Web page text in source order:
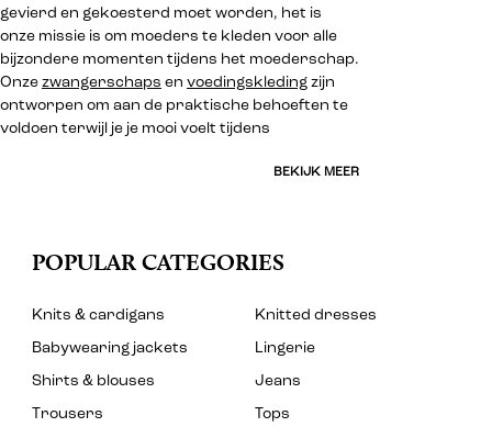
gevierd en gekoesterd moet worden, het is
onze missie is om moeders te kleden voor alle
bijzondere momenten tijdens het moederschap.
Onze zwangerschaps en voedingskleding zijn
ontworpen om aan de praktische behoeften te
voldoen terwijl je je mooi voelt tijdens
BEKIJK MEER
POPULAR CATEGORIES
Knits & cardigans
Knitted dresses
Babywearing jackets
Lingerie
Shirts & blouses
Jeans
Trousers
Tops